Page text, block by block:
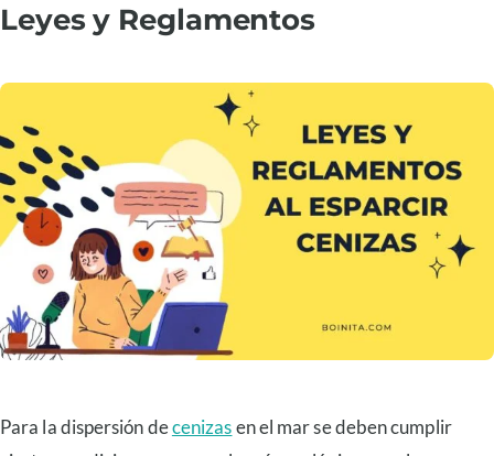
Leyes y Reglamentos
Para la dispersión decenizasen el mar se deben cumplir